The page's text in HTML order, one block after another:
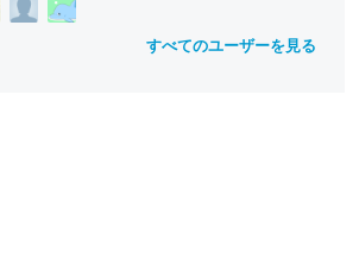
すべてのユーザーを見る